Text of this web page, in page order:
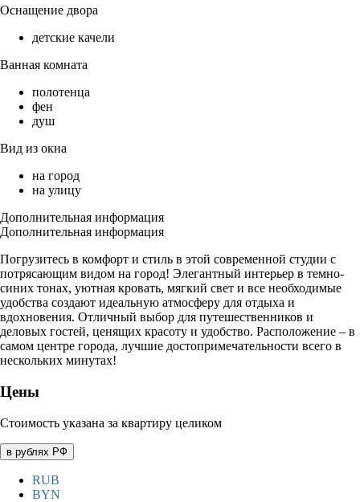
Оснащение двора
детские качели
Ванная комната
полотенца
фен
душ
Вид из окна
на город
на улицу
Дополнительная информация
Дополнительная информация
Погрузитесь в комфорт и стиль в этой современной студии с
потрясающим видом на город! Элегантный интерьер в темно-
синих тонах, уютная кровать, мягкий свет и все необходимые
удобства создают идеальную атмосферу для отдыха и
вдохновения. Отличный выбор для путешественников и
деловых гостей, ценящих красоту и удобство. Расположение – в
самом центре города, лучшие достопримечательности всего в
нескольких минутах!
Цены
Стоимость указана за квартиру целиком
в рублях РФ
RUB
BYN